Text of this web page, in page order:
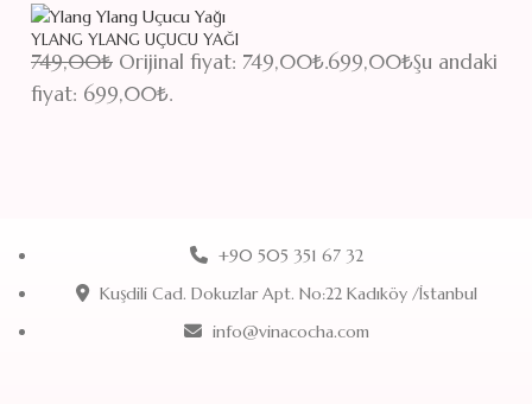
YLANG YLANG UÇUCU YAĞI
749,00₺ Orijinal fiyat: 749,00₺.699,00₺Şu andaki
fiyat: 699,00₺.
+90 505 351 67 32
Kuşdili Cad. Dokuzlar Apt. No:22 Kadıköy /İstanbul
info@vinacocha.com